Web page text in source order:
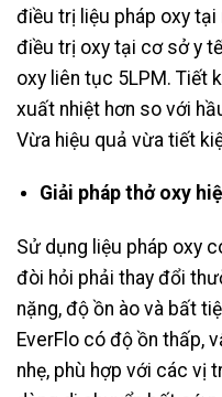
điều trị liệu pháp oxy
điều trị oxy tại cơ sở y
oxy liên tục 5LPM. Tiết
xuất nhiệt hơn so với
Vừa hiệu quả vừa tiết
Giải pháp thở oxy
Sử dụng liệu pháp oxy
đòi hỏi phải thay đổi
nặng, độ ồn ào và bất
EverFlo có độ ồn thấp,
nhẹ, phù hợp với các vị